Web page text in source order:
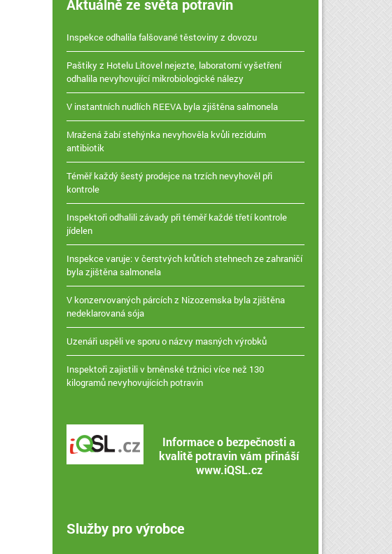
Aktuálně ze světa potravin
Inspekce odhalila falšované těstoviny z dovozu
Paštiky z Hotelu Litovel nejezte, laboratorní vyšetření
odhalila nevyhovující mikrobiologické nálezy
V instantních nudlích REEVA byla zjištěna salmonela
Mražená žabí stehýnka nevyhověla kvůli reziduím
antibiotik
Téměř každý šestý prodejce na trzích nevyhověl při
kontrole
Inspektoři odhalili závady při téměř každé třetí kontrole
jídelen
Inspekce varuje: v čerstvých krůtích stehnech ze zahraničí
byla zjištěna salmonela
V konzervovaných párcích z Nizozemska byla zjištěna
nedeklarovaná sója
Uzenáři uspěli ve sporu o názvy masných výrobků
Inspektoři zajistili v brněnské tržnici více než 130
kilogramů nevyhovujících potravin
Informace o bezpečnosti a
kvalitě potravin vám přináší
www.iQSL.cz
Služby pro výrobce